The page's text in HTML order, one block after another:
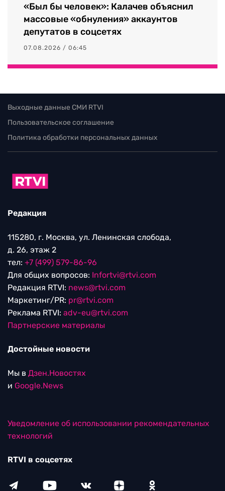
«Был бы человек»: Калачев объяснил
массовые «обнуления» аккаунтов
депутатов в соцсетях
07.08.2026 / 06:45
Выходные данные СМИ RTVI
Пользовательское соглашение
Политика обработки персональных данных
Редакция
115280, г. Москва, ул. Ленинская слобода,
д. 26, этаж 2
тел: +7 (499) 579-86-96
Для общих вопросов: Infortvi@rtvi.com
Редакция RTVI: news@rtvi.com
Маркетинг/PR: pr@rtvi.com
Реклама RTVI: adv-eu@rtvi.com
Партнерские материалы
Достойные новости
Мы в Дзен.Новостях
и Google.News
Уведомление об использовании рекомендательных
технологий
RTVI в соцсетях